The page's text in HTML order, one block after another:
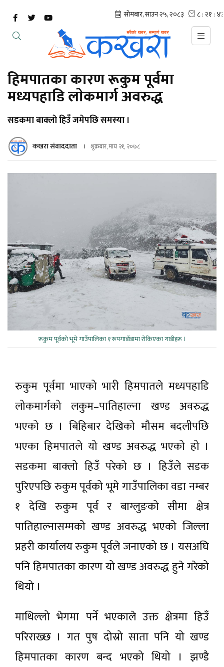
हिमपातका कारण रूकुम पूर्वमा
मध्यपहाडि लाेकमार्ग अवरुद्ध
सडकमा बाक्लाे हिउँ जमेपछि समस्या ।
कखरा संवाददाता शुक्रबार, माघ २१, २०७८
रूकुम पूर्वकाे भूमे गाउँपालिका १ रूपगाडाँडामा राेकिएका गाडीहरू ।
रुकुम पूर्वमा भाएको भारी हिमपातले मध्यपहाडि
लोकमार्गको लकुम–पातिहाल्ना खण्ड अवरुद्ध
भएको छ । बिहिबार देखिको मौसम बदलीपछि
भएका हिमपातले यो खण्ड अवरुद्ध भएको हो ।
सडकमा बाक्लो हिउँ परेको छ । हिउँले सडक
पुरिएपछि रुकुम पूर्वको भूमे गाउँपालिका वडा नम्बर
१ देखि रुकुम पूर्व र बाग्लुङको सीमा क्षेत्र
पातिहाल्नासम्मको खण्ड अवरुद्ध भएको जिल्ला
प्रहरी कार्यालय रुकुम पूर्वले जनाएको छ । यसअघि
पनि हिमपातका कारण यो खण्ड अवरुद्ध हुने गरेको
थियो ।
माथिल्लो भेगमा पर्ने भएकाले उक्त क्षेत्रमा हिउँ
परिराख्छ । गत पुष दोस्रो साता पनि यो खण्ड
हिमपातका कारण बन्द भएको थियो । झण्डै